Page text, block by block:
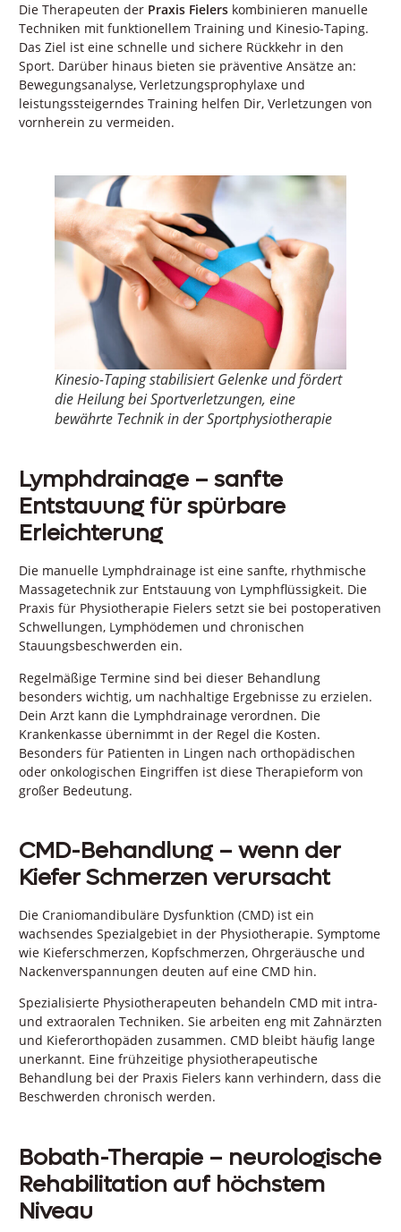
Die Therapeuten der Praxis Fielers kombinieren manuelle
Techniken mit funktionellem Training und Kinesio-Taping.
Das Ziel ist eine schnelle und sichere Rückkehr in den
Sport. Darüber hinaus bieten sie präventive Ansätze an:
Bewegungsanalyse, Verletzungsprophylaxe und
leistungssteigerndes Training helfen Dir, Verletzungen von
vornherein zu vermeiden.
Kinesio-Taping stabilisiert Gelenke und fördert
die Heilung bei Sportverletzungen, eine
bewährte Technik in der Sportphysiotherapie
Lymphdrainage – sanfte
Entstauung für spürbare
Erleichterung
Die manuelle Lymphdrainage ist eine sanfte, rhythmische
Massagetechnik zur Entstauung von Lymphflüssigkeit. Die
Praxis für Physiotherapie Fielers setzt sie bei postoperativen
Schwellungen, Lymphödemen und chronischen
Stauungsbeschwerden ein.
Regelmäßige Termine sind bei dieser Behandlung
besonders wichtig, um nachhaltige Ergebnisse zu erzielen.
Dein Arzt kann die Lymphdrainage verordnen. Die
Krankenkasse übernimmt in der Regel die Kosten.
Besonders für Patienten in Lingen nach orthopädischen
oder onkologischen Eingriffen ist diese Therapieform von
großer Bedeutung.
CMD-Behandlung – wenn der
Kiefer Schmerzen verursacht
Die Craniomandibuläre Dysfunktion (CMD) ist ein
wachsendes Spezialgebiet in der Physiotherapie. Symptome
wie Kieferschmerzen, Kopfschmerzen, Ohrgeräusche und
Nackenverspannungen deuten auf eine CMD hin.
Spezialisierte Physiotherapeuten behandeln CMD mit intra-
und extraoralen Techniken. Sie arbeiten eng mit Zahnärzten
und Kieferorthopäden zusammen. CMD bleibt häufig lange
unerkannt. Eine frühzeitige physiotherapeutische
Behandlung bei der Praxis Fielers kann verhindern, dass die
Beschwerden chronisch werden.
Bobath-Therapie – neurologische
Rehabilitation auf höchstem
Niveau